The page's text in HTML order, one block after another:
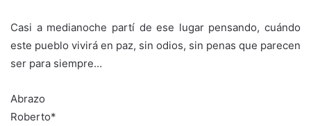
Casi a medianoche partí de ese lugar pensando, cuándo
este pueblo vivirá en paz, sin odios, sin penas que parecen
ser para siempre…
Abrazo
Roberto*